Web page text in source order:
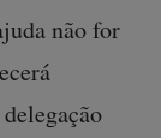
não for